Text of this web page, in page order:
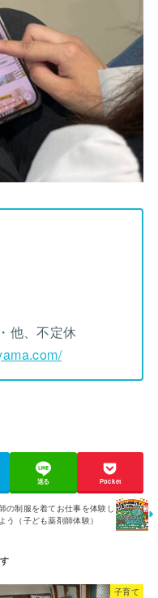
他、不定休
送る Pocket
の制服を着てお仕事を体験し
う（子ども薬剤師体験）
子育て